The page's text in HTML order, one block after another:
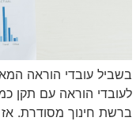
בשביל עובדי הוראה
לעובדי הוראה עם תקן
ברשת חינוך מסודרת.